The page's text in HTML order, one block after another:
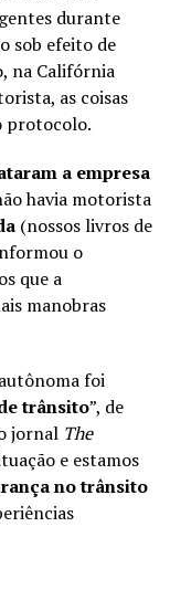
durante
sob efeito de
na Califórnia
as coisas
protocolo.
a empresa
havia motorista
(nossos livros de
o
que a
manobras
foi
trânsito”, de
jornal The
e estamos
no trânsito